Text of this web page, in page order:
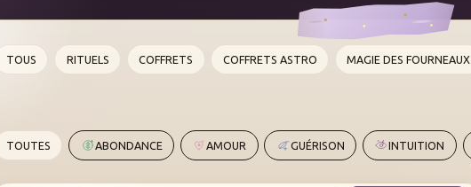
TOUS RITUELS COFFRETS COFFRETS ASTRO MAGIE DES FOURNEAUX
TOUTES ABONDANCE AMOUR GUÉRISON INTUITION